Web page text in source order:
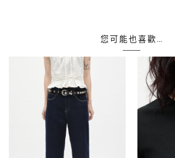
您可能也喜歡…